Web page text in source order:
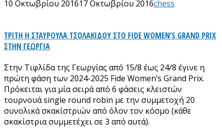
10 Οκτωβρίου 201617 Οκτωβρίου 2016chess
ΤΡΙΤΗ Η ΣΤΑΥΡΟΥΛΑ ΤΣΟΛΑΚΙΔΟΥ ΣΤΟ FIDE WOMEN’S GRAND PRIX
ΣΤΗΝ ΓΕΩΡΓΙΑ
Στην Τιφλίδα της Γεωργίας από 15/8 έως 24/8 έγινε η
πρώτη φάση των 2024-2025 Fide Women’s Grand Prix.
Πρόκειται για μία σειρά από 6 φάσεις κλειστών
τουρνουά single round robin με την συμμετοχή 20
συνολικά σκακίστριών από όλον τον κόσμο (κάθε
σκακίστρια συμμετέχει σε 3 από αυτά).